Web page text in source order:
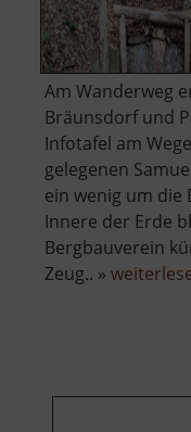
Am Wanderweg
Bräunsdorf und
Infotafel am
gelegenen
ein wenig um die
Innere der Erde
Bergbauverein
Zeug.. »